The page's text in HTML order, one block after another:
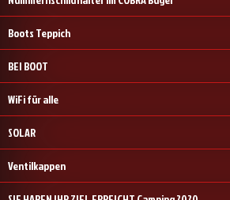
Boots Teppich
BEI BOOT
WiFi für alle
SOLAR
Ventilkappen